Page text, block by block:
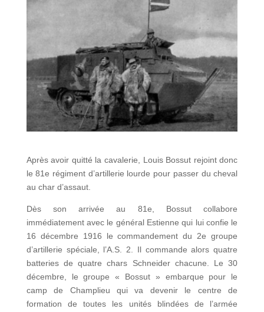
Après avoir quitté la cavalerie, Louis Bossut rejoint donc
le 81e régiment d’artillerie lourde pour passer du cheval
au char d’assaut.
Dès son arrivée au 81e, Bossut collabore
immédiatement avec le général Estienne qui lui confie le
16 décembre 1916 le commandement du 2e groupe
d’artillerie spéciale, l’A.S. 2. Il commande alors quatre
batteries de quatre chars Schneider chacune. Le 30
décembre, le groupe « Bossut » embarque pour le
camp de Champlieu qui va devenir le centre de
formation de toutes les unités blindées de l’armée